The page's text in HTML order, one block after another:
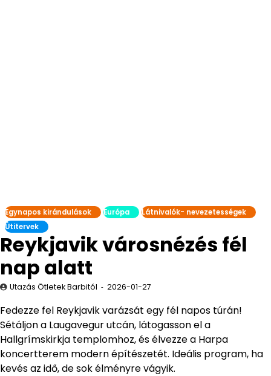
Egynapos kirándulások Európa
Látnivalók- nevezetességek
Útitervek
Reykjavik városnézés fél
nap alatt
Utazás Ötletek Barbitól 2026-01-27
Fedezze fel Reykjavik varázsát egy fél napos túrán!
Sétáljon a Laugavegur utcán, látogasson el a
Hallgrímskirkja templomhoz, és élvezze a Harpa
koncertterem modern építészetét. Ideális program, ha
kevés az idő, de sok élményre vágyik.